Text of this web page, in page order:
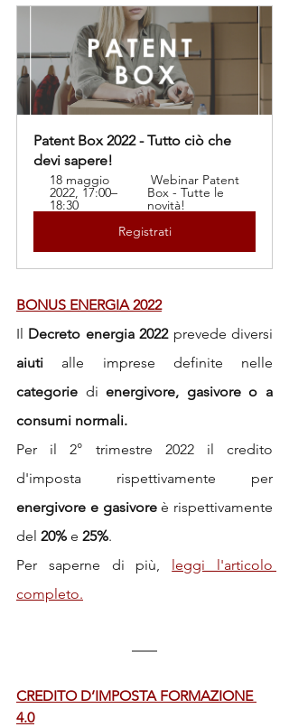
Patent Box 2022 - Tutto ciò che
devi sapere!
18 maggio
2022, 17:00–
18:30
Box - Tutte le
novità!
Registrati
BONUS ENERGIA 2022
Il Decreto energia 2022 prevede diversi
aiuti
categorie di energivore, gasivore o a
consumi normali.
Per il 2° trimestre 2022 il credito
energivore e gasivore è rispettivamente
del 20% e 25%.
Per saperne di più, leggi l'articolo
completo.
CREDITO D’IMPOSTA FORMAZIONE
4.0